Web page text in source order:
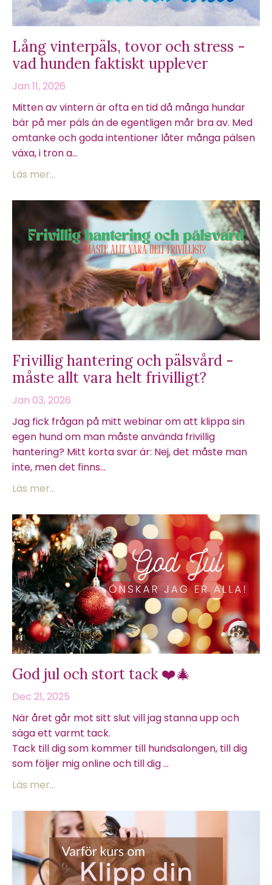
Lång vinterpäls, tovor och stress -
vad hunden faktiskt upplever
Jan 11, 2026
Mitten av vintern är ofta en tid då många hundar
bär på mer päls än de egentligen mår bra av. Med
omtanke och goda intentioner låter många pälsen
växa, i tron a...
Läs mer...
Frivillig hantering och pälsvård -
måste allt vara helt frivilligt?
Jan 03, 2026
Jag fick frågan på mitt webinar om att klippa sin
egen hund om man måste använda frivillig
hantering? Mitt korta svar är: Nej, det måste man
inte, men det finns...
Läs mer...
God jul och stort tack ❤️🎄
Dec 21, 2025
När året går mot sitt slut vill jag stanna upp och
säga ett varmt tack.
Tack till dig som kommer till hundsalongen, till dig
som följer mig online och till dig ...
Läs mer...